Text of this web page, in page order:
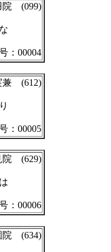
院 (099)
：00004
兼 (612)
：00005
院 (629)
：00006
院 (634)